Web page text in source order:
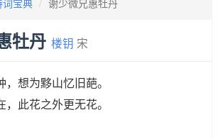
词宝典 谢少微兄惠牡丹
牡丹 楼钥 宋
想为黟山忆旧葩。
此花之外更无花。